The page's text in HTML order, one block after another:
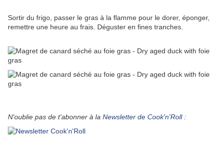
Sortir du frigo, passer le gras à la flamme pour le dorer, éponger,
remettre une heure au frais. Déguster en fines tranches.
N'oublie pas de t'abonner à la Newsletter de Cook'n'Roll: